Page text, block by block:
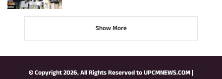
Show More
© Copyright 2026, All Rights Reserved toUPCMNEWS.COM|